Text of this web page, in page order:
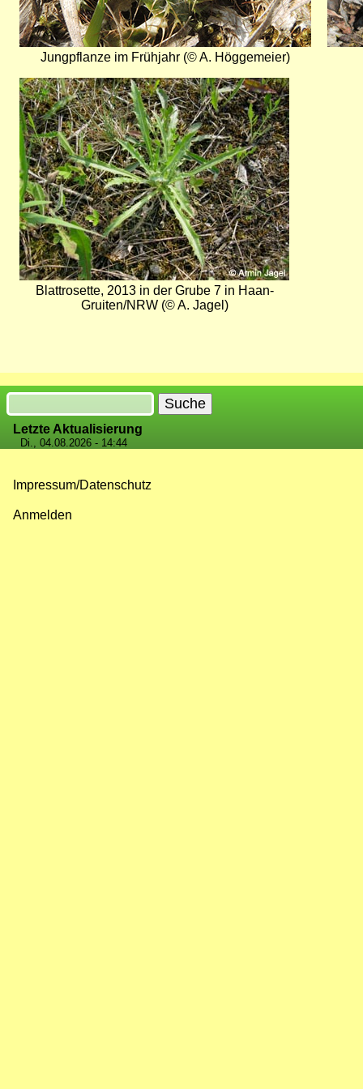
Jungpflanze im Frühjahr (© A. Höggemeier)
Bild
Blattrosette, 2013 in der Grube 7 in Haan-
Gruiten/NRW (© A. Jagel)
Suche
Letzte Aktualisierung
Di., 04.08.2026 - 14:44
Impressum/Datenschutz
Anmelden